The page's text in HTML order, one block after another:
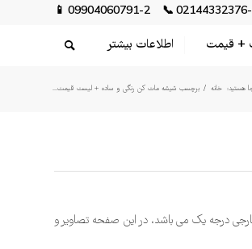
📞
09904060791-2
📱
+ قیمت اطلاعات بیشتر
هستید: خانه / برچسب شیشه مات کن رنگی و ساده + لیست قیمت...
درجه یک می باشد، در این صفحه تصاویر و